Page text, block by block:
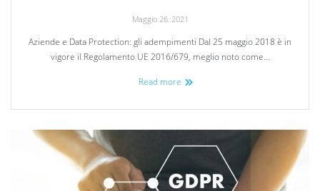
Maggio 26, 2021
Aziende e Data Protection: gli adempimenti Dal 25 maggio 2018 è in
vigore il Regolamento UE 2016/679, meglio noto come…
Read more